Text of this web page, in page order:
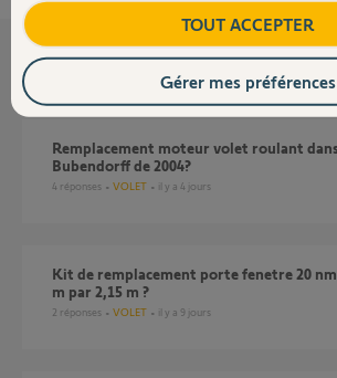
Questions liées
Remplacement moteur volet roulant dans un ancien coffre
Bubendorff de 2004?
4 réponses VOLET il y a 4 jours
Kit de remplacement porte fenetre 20 nm sur un volet de 3
m par 2,15 m ?
2 réponses VOLET il y a 9 jours
TOUT ACCEPTER
Gérer mes préférences